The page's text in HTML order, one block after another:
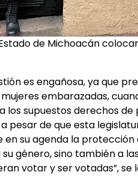
de Michoacán
es engañosa, ya que
embarazadas,
los supuestos derechos de
pesar de que esta
en su agenda la
género, sino también a
votar y ser votadas”,